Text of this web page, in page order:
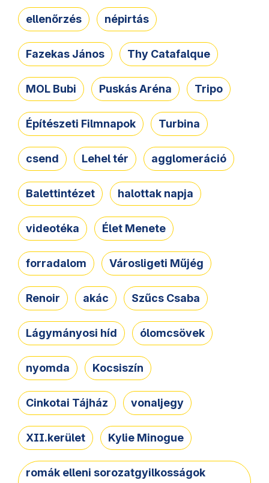
ellenőrzés népirtás
Fazekas János Thy Catafalque
MOL Bubi Puskás Aréna Tripo
Építészeti Filmnapok Turbina
csend Lehel tér agglomeráció
Balettintézet halottak napja
videotéka Élet Menete
forradalom Városligeti Műjég
Renoir akác Szűcs Csaba
Lágymányosi híd ólomcsövek
nyomda Kocsiszín
Cinkotai Tájház vonaljegy
XII.kerület Kylie Minogue
romák elleni sorozatgyilkosságok